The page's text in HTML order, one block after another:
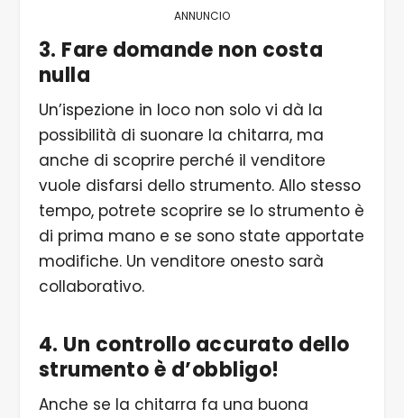
ANNUNCIO
3. Fare domande non costa
nulla
Un’ispezione in loco non solo vi dà la
possibilità di suonare la chitarra, ma
anche di scoprire perché il venditore
vuole disfarsi dello strumento. Allo stesso
tempo, potrete scoprire se lo strumento è
di prima mano e se sono state apportate
modifiche. Un venditore onesto sarà
collaborativo.
4. Un controllo accurato dello
strumento è d’obbligo!
Anche se la chitarra fa una buona